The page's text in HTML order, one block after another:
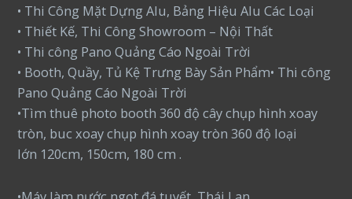
• Thi Công Mặt Dựng Alu, Bảng Hiệu Alu Các Loại
• Thiết Kế, Thi Công Showroom – Nội Thất
• Thi công Pano Quảng Cáo Ngoài Trời
• Booth, Quầy, Tủ Kệ Trưng Bày Sản Phẩm• Thi công
Pano Quảng Cáo Ngoài Trời
•Tìm thuê photo booth 360 độ cây chụp hình xoay
tròn, buc xoay chụp hình xoay tròn 360 độ loại
lớn 120cm, 150cm, 180 cm .